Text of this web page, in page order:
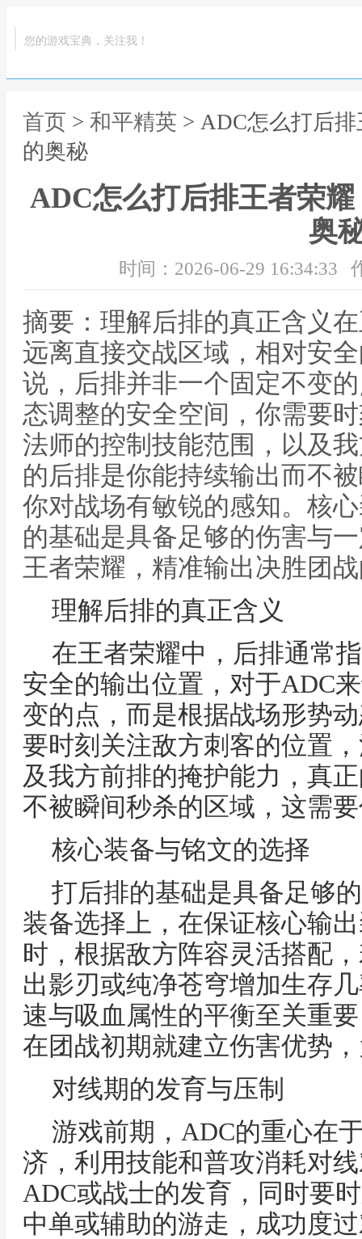
您的游戏宝典，关注我！
首页 > 和平精英 > ADC怎么打后
的奥秘
ADC怎么打后排王者荣
奥
时间：2026-06-29 16:34:33
摘要：理解后排的真正含义
远离直接交战区域，相对安
说，后排并非一个固定不变
态调整的安全空间，你需要
法师的控制技能范围，以及
的后排是你能持续输出而不
你对战场有敏锐的感知。核
的基础是具备足够的伤害与
王者荣耀，精准输出决胜团
理解后排的真正含义
在王者荣耀中，后排通常
安全的输出位置，对于ADC
变的点，而是根据战场形势
要时刻关注敌方刺客的位置
及我方前排的掩护能力，真
不被瞬间秒杀的区域，这需
核心装备与铭文的选择
打后排的基础是具备足够
装备选择上，在保证核心输
时，根据敌方阵容灵活搭配
出影刃或纯净苍穹增加生存
速与吸血属性的平衡至关重
在团战初期就建立伤害优势
对线期的发育与压制
游戏前期，ADC的重心在
济，利用技能和普攻消耗对
ADC或战士的发育，同时要
中单或辅助的游走，成功度